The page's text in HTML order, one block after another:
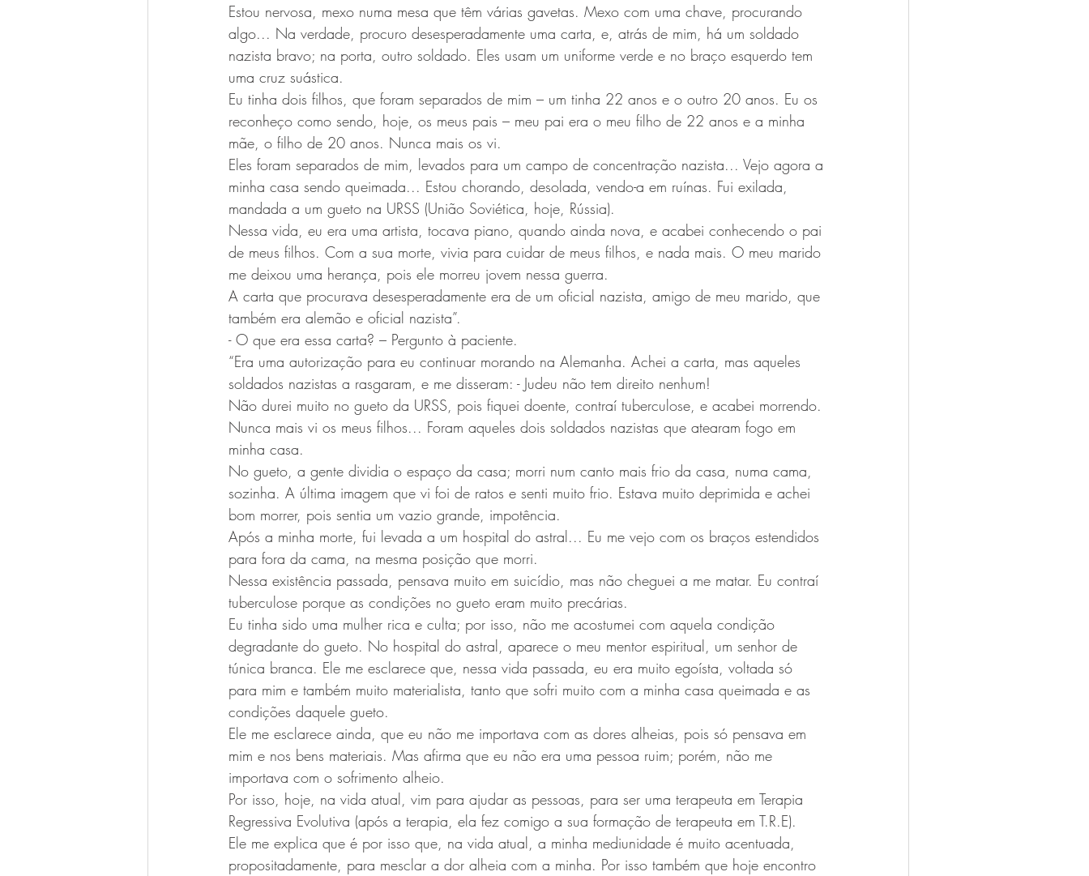
Estou nervosa, mexo numa mesa que têm várias gavetas. Mexo com uma chave, procurando
algo... Na verdade, procuro desesperadamente uma carta, e, atrás de mim, há um soldado
nazista bravo; na porta, outro soldado. Eles usam um uniforme verde e no braço esquerdo tem
uma cruz suástica.
Eu tinha dois filhos, que foram separados de mim – um tinha 22 anos e o outro 20 anos. Eu os
reconheço como sendo, hoje, os meus pais – meu pai era o meu filho de 22 anos e a minha
mãe, o filho de 20 anos. Nunca mais os vi.
Eles foram separados de mim, levados para um campo de concentração nazista... Vejo agora a
minha casa sendo queimada... Estou chorando, desolada, vendo-a em ruínas. Fui exilada,
mandada a um gueto na URSS (União Soviética, hoje, Rússia).
Nessa vida, eu era uma artista, tocava piano, quando ainda nova, e acabei conhecendo o pai
de meus filhos. Com a sua morte, vivia para cuidar de meus filhos, e nada mais. O meu marido
me deixou uma herança, pois ele morreu jovem nessa guerra.
A carta que procurava desesperadamente era de um oficial nazista, amigo de meu marido, que
também era alemão e oficial nazista”.
- O que era essa carta? – Pergunto à paciente.
“Era uma autorização para eu continuar morando na Alemanha. Achei a carta, mas aqueles
soldados nazistas a rasgaram, e me disseram: - Judeu não tem direito nenhum!
Não durei muito no gueto da URSS, pois fiquei doente, contraí tuberculose, e acabei morrendo.
Nunca mais vi os meus filhos... Foram aqueles dois soldados nazistas que atearam fogo em
minha casa.
No gueto, a gente dividia o espaço da casa; morri num canto mais frio da casa, numa cama,
sozinha. A última imagem que vi foi de ratos e senti muito frio. Estava muito deprimida e achei
bom morrer, pois sentia um vazio grande, impotência.
Após a minha morte, fui levada a um hospital do astral... Eu me vejo com os braços estendidos
para fora da cama, na mesma posição que morri.
Nessa existência passada, pensava muito em suicídio, mas não cheguei a me matar. Eu contraí
tuberculose porque as condições no gueto eram muito precárias.
Eu tinha sido uma mulher rica e culta; por isso, não me acostumei com aquela condição
degradante do gueto. No hospital do astral, aparece o meu mentor espiritual, um senhor de
túnica branca. Ele me esclarece que, nessa vida passada, eu era muito egoísta, voltada só
para mim e também muito materialista, tanto que sofri muito com a minha casa queimada e as
condições daquele gueto.
Ele me esclarece ainda, que eu não me importava com as dores alheias, pois só pensava em
mim e nos bens materiais. Mas afirma que eu não era uma pessoa ruim; porém, não me
importava com o sofrimento alheio.
Por isso, hoje, na vida atual, vim para ajudar as pessoas, para ser uma terapeuta em Terapia
Regressiva Evolutiva (após a terapia, ela fez comigo a sua formação de terapeuta em T.R.E).
Ele me explica que é por isso que, na vida atual, a minha mediunidade é muito acentuada,
propositadamente, para mesclar a dor alheia com a minha. Por isso também que hoje encontro